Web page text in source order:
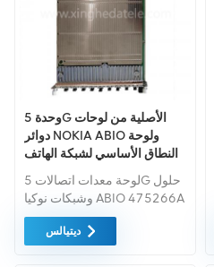
وحدة 5G الأصلية من لوحات
دوائر NOKIA ABIO ولوحة
النطاق الأساسي لشبكة الهاتف
المحمول NOKIA ABIO
لوحة معدات اتصالات 5G حلول
وشبكات نوكيا ABIO 475266A
ديتيالس